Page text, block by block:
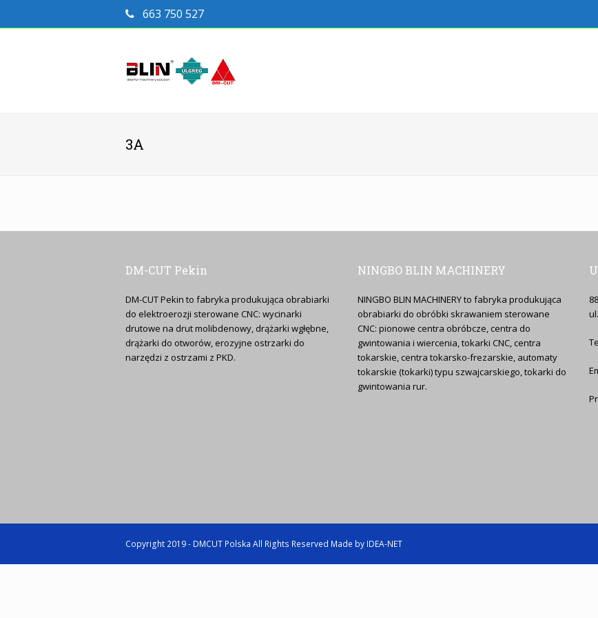
663 750 527
3A
DM-CUT Pekin
DM-CUT Pekin to fabryka produkująca obrabiarki
do elektroerozji sterowane CNC: wycinarki
drutowe na drut molibdenowy, drążarki wgłębne,
drążarki do otworów, erozyjne ostrzarki do
narzędzi z ostrzami z PKD.
NINGBO BLIN MACHINERY
NINGBO BLIN MACHINERY to fabryka produkująca
obrabiarki do obróbki skrawaniem sterowane
CNC: pionowe centra obróbcze, centra do
gwintowania i wiercenia, tokarki CNC, centra
tokarskie, centra tokarsko-frezarskie, automaty
tokarskie (tokarki) typu szwajcarskiego, tokarki do
gwintowania rur.
Copyright 2019 - DMCUT Polska All Rights Reserved Made by IDEA-NET